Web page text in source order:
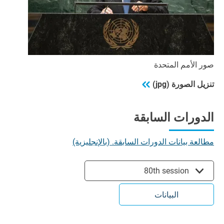
صور الأمم المتحدة
تنزيل الصورة (jpg)
الدورات السابقة
مطالعة بيانات الدورات السابقة. (بالإنجليزية)
80th session
البيانات